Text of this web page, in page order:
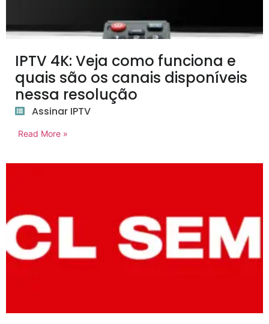
IPTV 4K: Veja como funciona e
quais são os canais disponíveis
nessa resolução
Assinar IPTV
Read More »